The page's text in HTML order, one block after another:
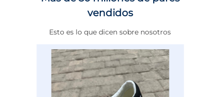
ENTRE 7 Y 8 CMS
NORMAL
ORO
vendidos
Esto es lo que dicen sobre nosotros